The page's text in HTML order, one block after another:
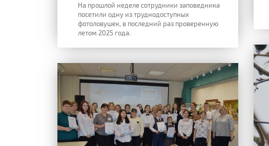
На прошлой неделе сотрудники заповедника
посетили одну из труднодоступных
фотоловушек, в последний раз проверенную
летом 2025 года.